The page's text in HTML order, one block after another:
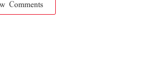
Comments